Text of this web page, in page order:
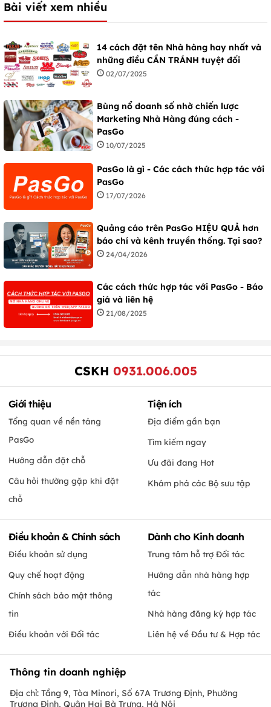
Bài viết xem nhiều
14 cách đặt tên Nhà hàng hay nhất và
những điều CẦN TRÁNH tuyệt đối
02/07/2025
Bùng nổ doanh số nhờ chiến lược
Marketing Nhà Hàng đúng cách -
PasGo
10/07/2025
PasGo là gì - Các cách thức hợp tác với
PasGo
17/07/2026
Quảng cáo trên PasGo HIỆU QUẢ hơn
báo chí và kênh truyền thống. Tại sao?
24/04/2026
Các cách thức hợp tác với PasGo - Báo
giá và liên hệ
21/08/2025
CSKH 0931.006.005
Giới thiệu
Tổng quan về nền tảng
PasGo
Hướng dẫn đặt chỗ
Câu hỏi thường gặp khi đặt
chỗ
Tiện ích
Địa điểm gần bạn
Tìm kiếm ngay
Ưu đãi đang Hot
Khám phá các Bộ sưu tập
Điều khoản & Chính sách
Điều khoản sử dụng
Quy chế hoạt động
Chính sách bảo mật thông
tin
Điều khoản với Đối tác
Dành cho Kinh doanh
Trung tâm hỗ trợ Đối tác
Hướng dẫn nhà hàng hợp
tác
Nhà hàng đăng ký hợp tác
Liên hệ về Đầu tư & Hợp tác
Thông tin doanh nghiệp
Địa chỉ: Tầng 9, Tòa Minori, Số 67A Trương Định, Phường
Trương Định, Quận Hai Bà Trưng, Hà Nội